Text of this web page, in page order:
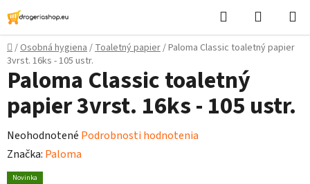
Prejsť
na
obsah
Hľadať
košík
Domov
/Osobná hygiena/Toaletný papier/Paloma Classic toaletný papier
3vrst. 16ks - 105 ustr.
Paloma Classic toaletný
papier 3vrst. 16ks - 105 ustr.
Priemerné
hodnotenie
produktu
Neohodnotené Podrobnosti hodnotenia
Značka: Paloma
Novinka